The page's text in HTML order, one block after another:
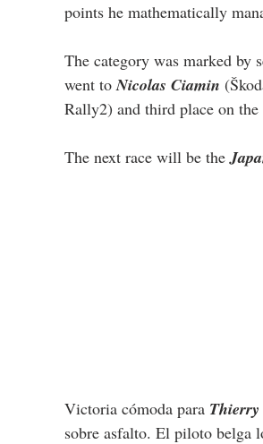
points he mathematically
The category was marked by
went to Nicolas Ciamin
Rally2) and third place on
The next race will be the
Victoria cómoda para
sobre asfalto. El piloto belga